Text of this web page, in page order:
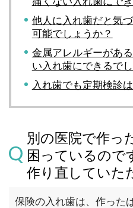
他人に入れ歯だと気
可能でしょうか？
金属アレルギーがあ
い入れ歯にできるで
入れ歯でも定期検診
別の医院で作っ
困っているので
作り直していた
保険の入れ歯は、作った